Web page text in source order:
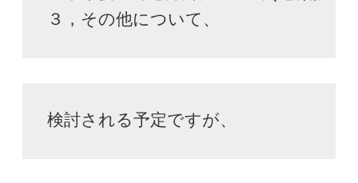
３，その他について、
検討される予定ですが、